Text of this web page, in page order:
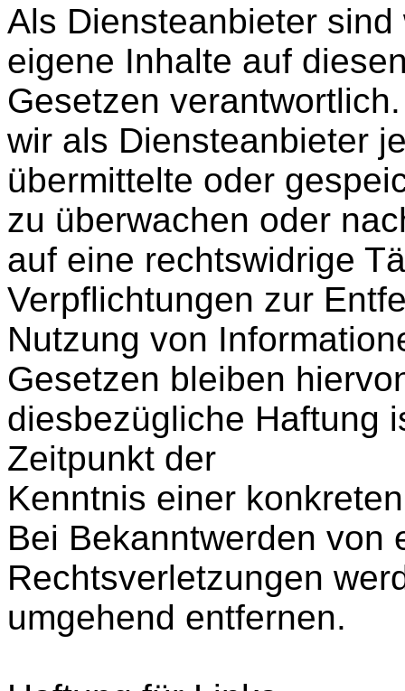
Als Diensteanbieter
eigene Inhalte auf
Gesetzen
wir als Diensteanbieter
übermittelte oder
zu überwachen oder
auf eine rechtswidrige
Verpflichtungen zur
Nutzung von
Gesetzen bleiben
diesbezügliche Haftung
Zeitpunkt der
Kenntnis einer
Bei Bekanntwerden von
Rechtsverletzungen
umgehend entfernen.